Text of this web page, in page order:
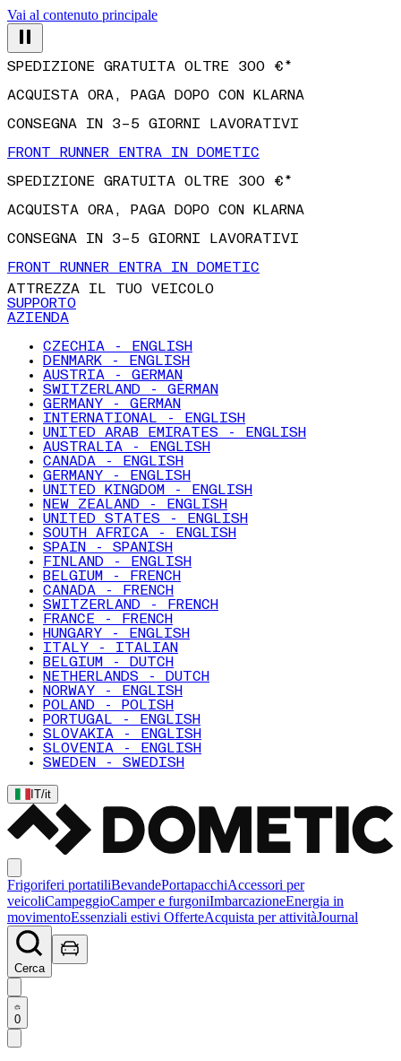
Vai al contenuto principale
SPEDIZIONE GRATUITA OLTRE 300 €*
ACQUISTA ORA, PAGA DOPO CON KLARNA
CONSEGNA IN 3–5 GIORNI LAVORATIVI
FRONT RUNNER ENTRA IN DOMETIC
SPEDIZIONE GRATUITA OLTRE 300 €*
ACQUISTA ORA, PAGA DOPO CON KLARNA
CONSEGNA IN 3–5 GIORNI LAVORATIVI
FRONT RUNNER ENTRA IN DOMETIC
ATTREZZA IL TUO VEICOLO
SUPPORTO
AZIENDA
CZECHIA - ENGLISH
DENMARK - ENGLISH
AUSTRIA - GERMAN
SWITZERLAND - GERMAN
GERMANY - GERMAN
INTERNATIONAL - ENGLISH
UNITED ARAB EMIRATES - ENGLISH
AUSTRALIA - ENGLISH
CANADA - ENGLISH
GERMANY - ENGLISH
UNITED KINGDOM - ENGLISH
NEW ZEALAND - ENGLISH
UNITED STATES - ENGLISH
SOUTH AFRICA - ENGLISH
SPAIN - SPANISH
FINLAND - ENGLISH
BELGIUM - FRENCH
CANADA - FRENCH
SWITZERLAND - FRENCH
FRANCE - FRENCH
HUNGARY - ENGLISH
ITALY - ITALIAN
BELGIUM - DUTCH
NETHERLANDS - DUTCH
NORWAY - ENGLISH
POLAND - POLISH
PORTUGAL - ENGLISH
SLOVAKIA - ENGLISH
SLOVENIA - ENGLISH
SWEDEN - SWEDISH
IT/it
Frigoriferi portatiliBevandePortapacchiAccessori per
veicoliCampeggioCamper e furgoniImbarcazioneEnergia in
movimentoEssenziali estivi OfferteAcquista per attivitàJournal
Cerca
0